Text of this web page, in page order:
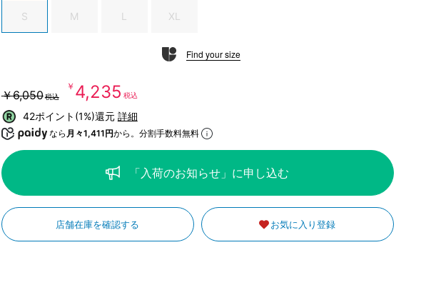
S M L XL
Find your size
￥6,050税込 ￥4,235 税込
42ポイント(1%)還元 詳細
なら 月々1,411円から。分割手数料無料
「入荷のお知らせ」に申し込む
店舗在庫を確認する お気に入り登録